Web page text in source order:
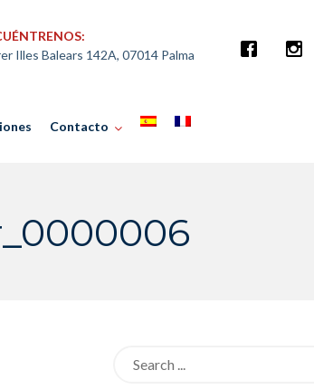
Illes Balears 142A, 07014 Palma
Contacto